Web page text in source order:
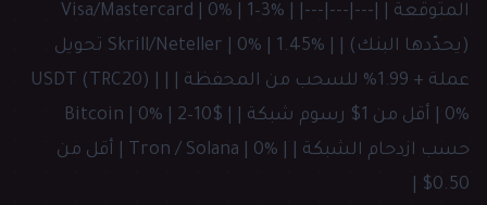
المتوقّعة | |---|---|---| | Visa/Mastercard | 0% | 1–3%
(يحدّدها البنك) | | Skrill/Neteller | 0% | 1.45% تحويل
عملة + 1.99% للسحب من المحفظة | | USDT (TRC20) |
0% | أقل من 1$ رسوم شبكة | | Bitcoin | 0% | 2–10$
حسب ازدحام الشبكة | | Tron / Solana | 0% | أقل من
0.50$ |